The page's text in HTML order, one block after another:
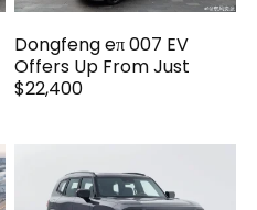
Dongfeng eπ 007 EV
Offers Up From Just
$22,400